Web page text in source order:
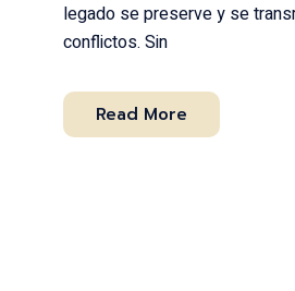
legado se preserve y se
conflictos. Sin
Read More